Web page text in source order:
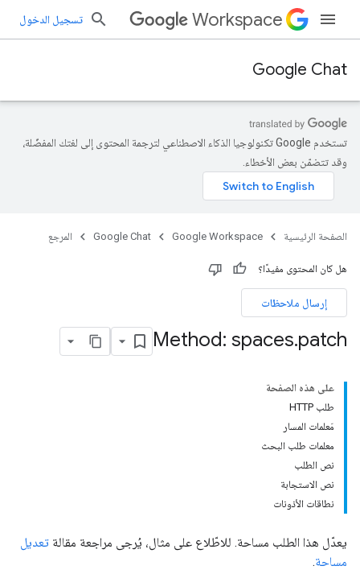
Workspace تسجيل الدخول
Google Chat
تستخدم Google تكنولوجيا الذكاء الاصطناعي لترجمة المحتوى إلى لغتك المفضّلة،
وقد تتضمّن بعض الأخطاء.
الصفحة الرئيسية Google Workspace
Google Chat المرجع
هل كان المحتوى مفيدًا؟
إرسال ملاحظات
Method: spaces.patch
على هذه الصفحة
طلب HTTP
مَعلمات المسار
معلمات طلب البحث
نص الطلب
نص الاستجابة
نطاقات الأذونات
يعدّل هذا الطلب مساحة. للاطّلاع على مثال، يُرجى مراجعة مقالة تعديل
مساحة.